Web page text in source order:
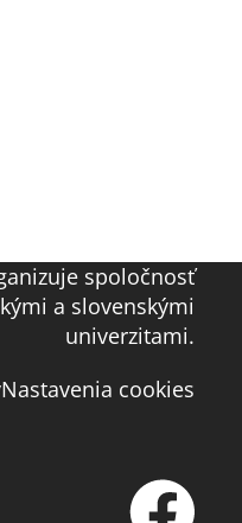
spoločnosť
a slovenskými
univerzitami.
Nastavenia cookies